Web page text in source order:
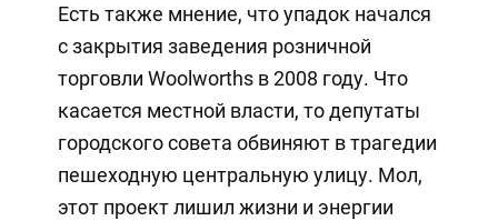
Есть также мнение, что упадок начался
с закрытия заведения розничной
торговли Woolworths в 2008 году. Что
касается местной власти, то депутаты
городского совета обвиняют в трагедии
пешеходную центральную улицу. Мол,
этот проект лишил жизни и энергии